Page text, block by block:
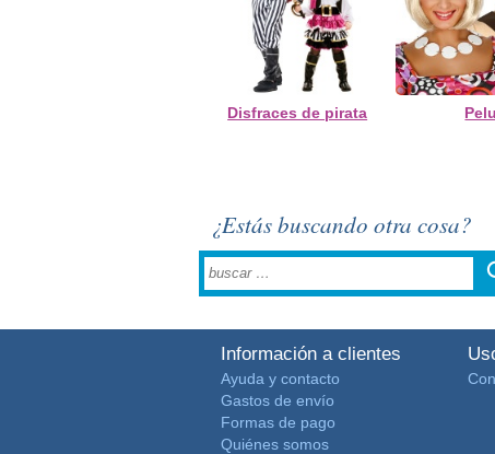
Disfraces de pirata
¿Estás buscando otra cosa?
Información a clientes
Ayuda y contacto
Gastos de envío
Formas de pago
Quiénes somos